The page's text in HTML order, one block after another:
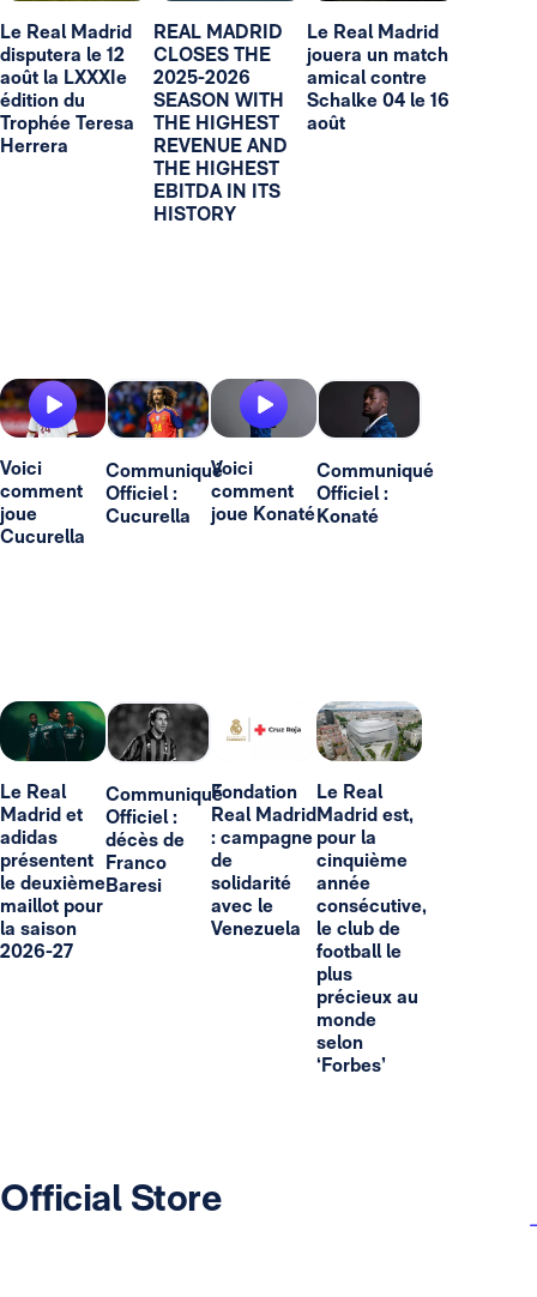
Le Real Madrid
disputera le 12
août la LXXXIe
édition du
Trophée Teresa
Herrera
REAL MADRID
CLOSES THE
2025-2026
SEASON WITH
THE HIGHEST
REVENUE AND
THE HIGHEST
EBITDA IN ITS
HISTORY
Le Real Madrid
jouera un match
amical contre
Schalke 04 le 16
août
Voici
comment
joue
Cucurella
Communiqué
Officiel :
Cucurella
Voici
comment
joue Konaté
Communiqué
Officiel :
Konaté
Le Real
Madrid et
adidas
présentent
le deuxième
maillot pour
la saison
2026-27
Communiqué
Officiel :
décès de
Franco
Baresi
Fondation
Real Madrid
: campagne
de
solidarité
avec le
Venezuela
Le Real
Madrid est,
pour la
cinquième
année
consécutive,
le club de
football le
plus
précieux au
monde
selon
‘Forbes’
Official Store